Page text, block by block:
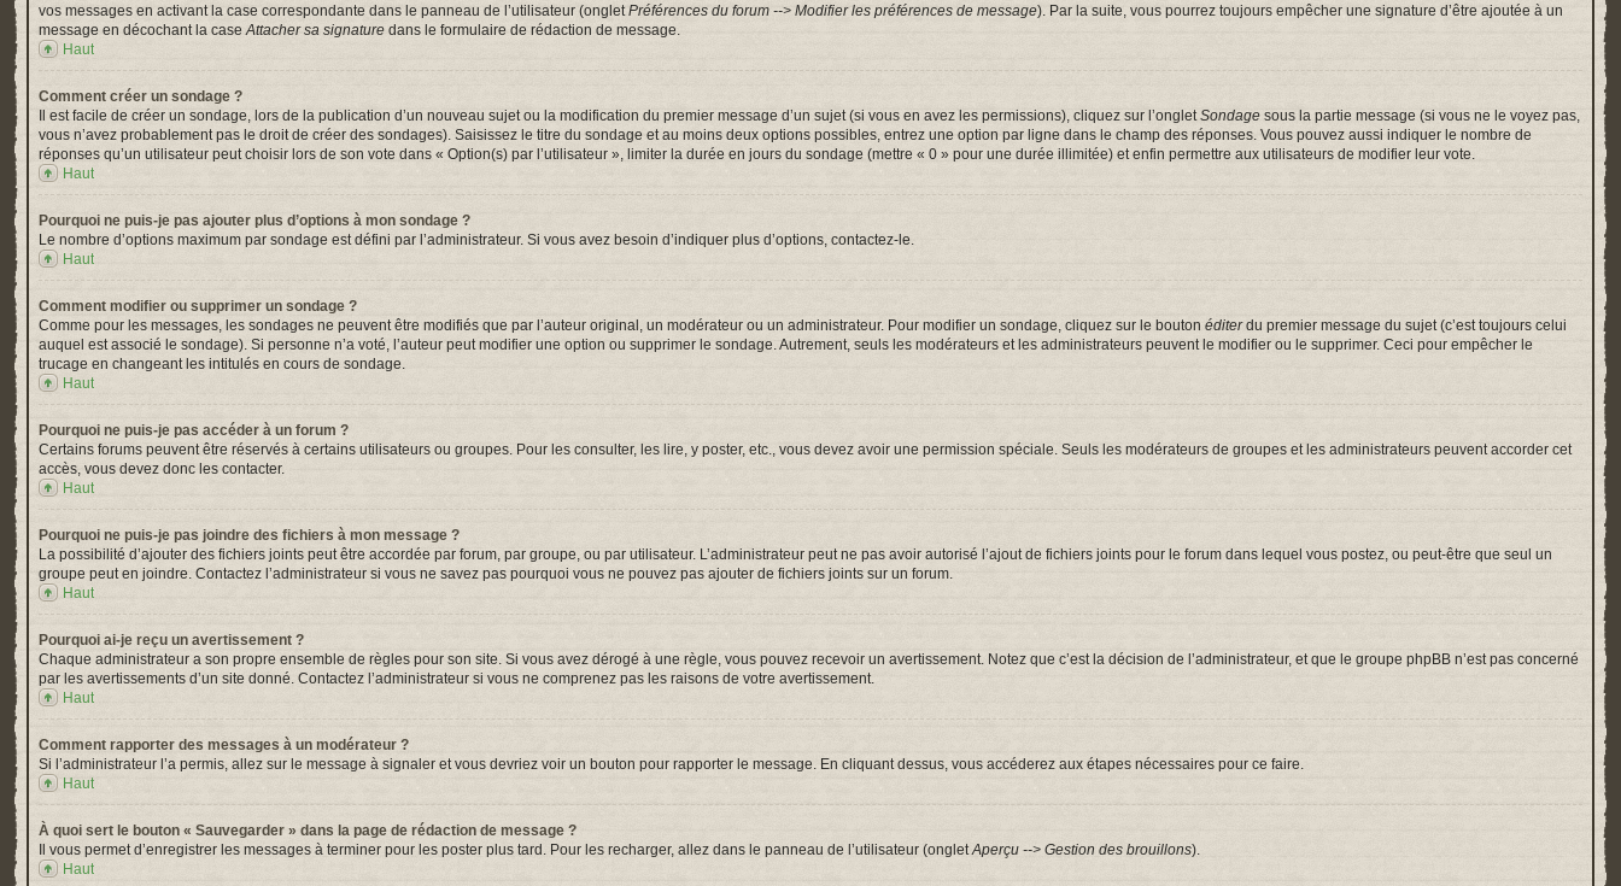
vos messages en activant la case correspondante dans le panneau de l’utilisateur (ongletPréférences du forum --> Modifier les préférences de message). Par la suite, vous pourrez toujours empêcher une signature d’être ajoutée à un
message en décochant la caseAttacher sa signature dans le formulaire de rédaction de message.
Haut
Comment créer un sondage ?
Il est facile de créer un sondage, lors de la publication d’un nouveau sujet ou la modification du premier message d’un sujet (si vous en avez les permissions), cliquez sur l’ongletSondage sous la partie message (si vous ne le voyez pas,
vous n’avez probablement pas le droit de créer des sondages). Saisissez le titre du sondage et au moins deux options possibles, entrez une option par ligne dans le champ des réponses. Vous pouvez aussi indiquer le nombre de
réponses qu’un utilisateur peut choisir lors de son vote dans « Option(s) par l’utilisateur », limiter la durée en jours du sondage (mettre « 0 » pour une durée illimitée) et enfin permettre aux utilisateurs de modifier leur vote.
Haut
Pourquoi ne puis-je pas ajouter plus d’options à mon sondage ?
Le nombre d’options maximum par sondage est défini par l’administrateur. Si vous avez besoin d’indiquer plus d’options, contactez-le.
Haut
Comment modifier ou supprimer un sondage ?
Comme pour les messages, les sondages ne peuvent être modifiés que par l’auteur original, un modérateur ou un administrateur. Pour modifier un sondage, cliquez sur le bouton éditerdu premier message du sujet (c’est toujours celui
auquel est associé le sondage). Si personne n’a voté, l’auteur peut modifier une option ou supprimer le sondage. Autrement, seuls les modérateurs et les administrateurs peuvent le modifier ou le supprimer. Ceci pour empêcher le
trucage en changeant les intitulés en cours de sondage.
Haut
Pourquoi ne puis-je pas accéder à un forum ?
Certains forums peuvent être réservés à certains utilisateurs ou groupes. Pour les consulter, les lire, y poster, etc., vous devez avoir une permission spéciale. Seuls les modérateurs de groupes et les administrateurs peuvent accorder cet
accès, vous devez donc les contacter.
Haut
Pourquoi ne puis-je pas joindre des fichiers à mon message ?
La possibilité d’ajouter des fichiers joints peut être accordée par forum, par groupe, ou par utilisateur. L’administrateur peut ne pas avoir autorisé l’ajout de fichiers joints pour le forum dans lequel vous postez, ou peut-être que seul un
groupe peut en joindre. Contactez l’administrateur si vous ne savez pas pourquoi vous ne pouvez pas ajouter de fichiers joints sur un forum.
Haut
Pourquoi ai-je reçu un avertissement ?
Chaque administrateur a son propre ensemble de règles pour son site. Si vous avez dérogé à une règle, vous pouvez recevoir un avertissement. Notez que c’est la décision de l’administrateur, et que le groupe phpBB n’est pas concerné
par les avertissements d’un site donné. Contactez l’administrateur si vous ne comprenez pas les raisons de votre avertissement.
Haut
Comment rapporter des messages à un modérateur ?
Si l’administrateur l’a permis, allez sur le message à signaler et vous devriez voir un bouton pour rapporter le message. En cliquant dessus, vous accéderez aux étapes nécessaires pour ce faire.
Haut
À quoi sert le bouton « Sauvegarder » dans la page de rédaction de message ?
Il vous permet d’enregistrer les messages à terminer pour les poster plus tard. Pour les recharger, allez dans le panneau de l’utilisateur (ongletAperçu --> Gestion des brouillons).
Haut